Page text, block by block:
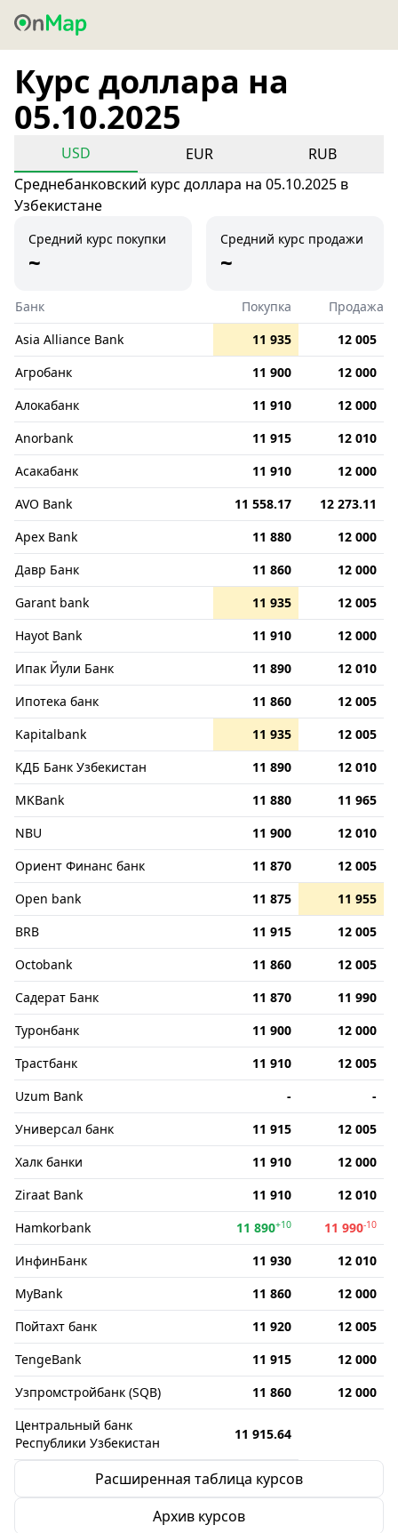
Курс доллара на
05.10.2025
USD EUR
RUB
Среднебанковский курс доллара на 05.10.2025 в
Узбекистане
Средний курс покупки
~
Средний курс продажи
~
Банк Покупка
Продажа
Asia Alliance Bank
11 935
12 005
Агробанк
11 900
12 000
Алокабанк
11 910
12 000
Anorbank
11 915
12 010
Асакабанк
11 910
12 000
AVO Bank
11 558.17
12 273.11
Apex Bank
11 880
12 000
Давр Банк
11 860
12 000
Garant bank
11 935
12 005
Hayot Bank
11 910
12 000
Ипак Йули Банк
11 890
12 010
Ипотека банк
11 860
12 005
Kapitalbank
11 935
12 005
КДБ Банк Узбекистан
11 890
12 010
MKBank
11 880
11 965
NBU
11 900
12 010
Ориент Финанс банк
11 870
12 005
Open bank
11 875
11 955
BRB
11 915
12 005
Octobank
11 860
12 005
Садерат Банк
11 870
11 990
Туронбанк
11 900
12 000
Трастбанк
11 910
12 005
Uzum Bank
-
-
Универсал банк
11 915
12 005
Халк банки
11 910
12 000
Ziraat Bank
11 910
12 010
Hamkorbank
11 890+10 11 990-10
ИнфинБанк 11 930
12 010
MyBank
11 860
12 000
Пойтахт банк
11 920
12 005
TengeBank
11 915
12 000
Узпромстройбанк (SQB)
11 860
12 000
Центральный банк
Республики Узбекистан
11 915.64
Расширенная таблица курсов
Архив курсов